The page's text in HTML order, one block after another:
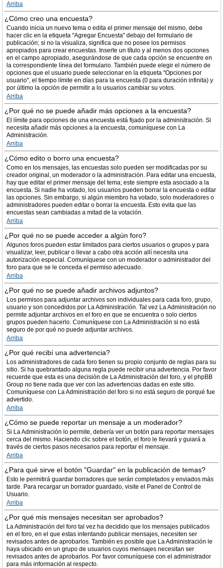
Arriba
¿Cómo creo una encuesta?
Cuando inicia un nuevo tema o edita el primer mensaje del mismo, debe
hacer clic en la etiqueta "Agregar Encuesta" debajo del formulario de
publicación; si no la visualiza, significa que no posee los permisos
apropiados para crear encuestas. Inserte un título y al menos dos opciones
en el campo apropiado, asegurándose de que cada opción se encuentre en
la correspondiente línea del formulario. También puede elegir el número de
opciones que el usuario puede seleccionar en la etiqueta "Opciones por
usuario", el tiempo límite en días para la encuesta (0 para duración infinita) y
por último la opción de permitir a lo usuarios cambiar su votos.
Arriba
¿Por qué no se puede añadir más opciones a la encuesta?
El límite para opciones de una encuesta está fijado por la administración. Si
necesita añadir más opciones a la encuesta, comuníquese con La
Administración.
Arriba
¿Cómo edito o borro una encuesta?
Como en los mensajes, las encuestas solo pueden ser modificadas por su
creador original, un moderador o la administración. Para editar una encuesta,
hay que editar el primer mensaje del tema; este siempre esta asociado a la
encuesta. Si nadie ha votado, los usuarios pueden borrar la encuesta o editar
las opciones. Sin embargo, si algún miembro ha votado, solo moderadores o
administradores pueden editar o borrar la encuesta. Esto evita que las
encuestas sean cambiadas a mitad de la votación.
Arriba
¿Por qué no se puede acceder a algún foro?
Algunos foros pueden estar limitados para ciertos usuarios o grupos y para
visualizar, leer, publicar o llevar a cabo otra acción allí necesita una
autorización especial. Comuníquese con un moderador o administrador del
foro para que se le conceda el permiso adecuado.
Arriba
¿Por qué no se puede añadir archivos adjuntos?
Los permisos para adjuntar archivos son individuales para cada foro, grupo,
usuario y son concedidos por La Administración. Tal vez La Administración no
permite adjuntar archivos en el foro en que se encuentra o solo ciertos
grupos pueden hacerlo. Comuníquese con La Administración si no está
seguro de por qué no puede adjuntar archivos.
Arriba
¿Por qué recibí una advertencia?
Los administradores de cada foro tienen su propio conjunto de reglas para su
sitio. Si ha quebrantado alguna regla puede recibir una advertencia. Por favor
recuerde que esta es una decisión de La Administración del foro, y el phpBB
Group no tiene nada que ver con las advertencias dadas en este sitio.
Comuníquese con La Administración del foro si no está seguro de porqué fue
advertido.
Arriba
¿Cómo se puede reportar un mensaje a un moderador?
Si La Administración lo permite, debería ver un botón para reportar mensajes
cerca del mismo. Haciendo clic sobre el botón, el foro le llevará y guiará a
través de ciertos pasos necesarios para reportar el mensaje.
Arriba
¿Para qué sirve el botón "Guardar" en la publicación de temas?
Esto le permitirá guardar borradores que serán completados y enviados más
tarde. Para recargar un borrador guardado, visite el Panel de Control de
Usuario.
Arriba
¿Por qué mis mensajes necesitan ser aprobados?
La Administración del foro tal vez ha decidido que los mensajes publicados
en el foro, en el que estas intentando publicar mensajes, necesiten ser
revisados antes de aprobarlos. También es posible que La Administración le
haya ubicado en un grupo de usuarios cuyos mensajes necesitan ser
revisados antes de aprobarlos. Por favor comuníquese con el administrador
para más información al respecto.